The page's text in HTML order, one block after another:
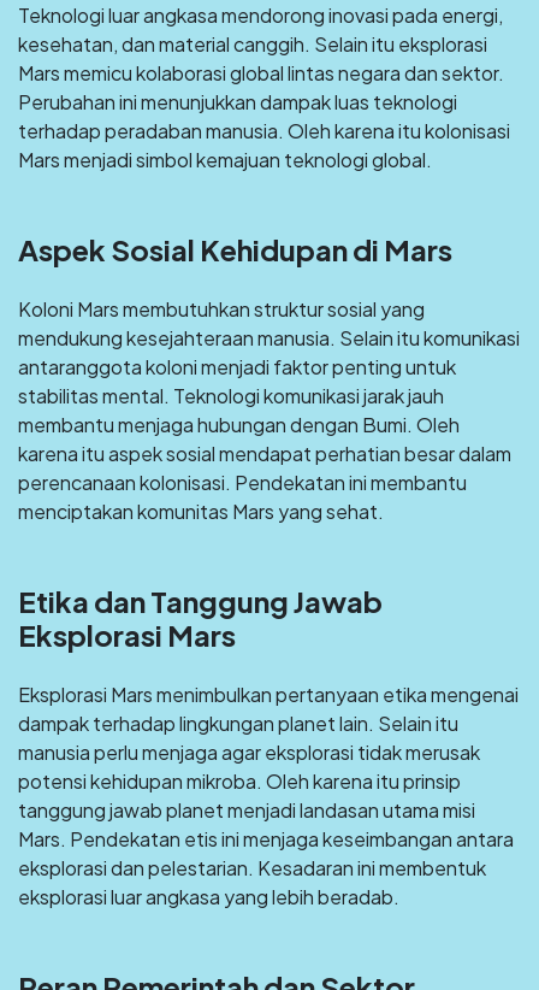
Teknologi luar angkasa mendorong inovasi pada energi,
kesehatan, dan material canggih. Selain itu eksplorasi
Mars memicu kolaborasi global lintas negara dan sektor.
Perubahan ini menunjukkan dampak luas teknologi
terhadap peradaban manusia. Oleh karena itu kolonisasi
Mars menjadi simbol kemajuan teknologi global.
Aspek Sosial Kehidupan di Mars
Koloni Mars membutuhkan struktur sosial yang
mendukung kesejahteraan manusia. Selain itu komunikasi
antaranggota koloni menjadi faktor penting untuk
stabilitas mental. Teknologi komunikasi jarak jauh
membantu menjaga hubungan dengan Bumi. Oleh
karena itu aspek sosial mendapat perhatian besar dalam
perencanaan kolonisasi. Pendekatan ini membantu
menciptakan komunitas Mars yang sehat.
Etika dan Tanggung Jawab
Eksplorasi Mars
Eksplorasi Mars menimbulkan pertanyaan etika mengenai
dampak terhadap lingkungan planet lain. Selain itu
manusia perlu menjaga agar eksplorasi tidak merusak
potensi kehidupan mikroba. Oleh karena itu prinsip
tanggung jawab planet menjadi landasan utama misi
Mars. Pendekatan etis ini menjaga keseimbangan antara
eksplorasi dan pelestarian. Kesadaran ini membentuk
eksplorasi luar angkasa yang lebih beradab.